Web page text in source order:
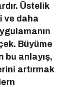
Üstelik
ve daha
Büyüme
bu anlayış,
artırmak